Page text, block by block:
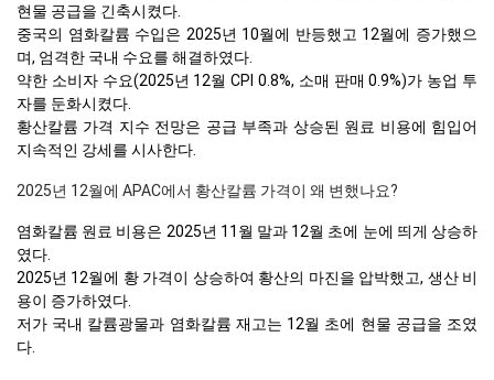
현물 공급을 긴축시켰다.
중국의 염화칼륨 수입은 2025년 10월에 반등했고 12월에 증가했으
며, 엄격한 국내 수요를 해결하였다.
약한 소비자 수요(2025년 12월 CPI 0.8%, 소매 판매 0.9%)가 농업 투
자를 둔화시켰다.
황산칼륨 가격 지수 전망은 공급 부족과 상승된 원료 비용에 힘입어
지속적인 강세를 시사한다.
2025년 12월에 APAC에서 황산칼륨 가격이 왜 변했나요?
염화칼륨 원료 비용은 2025년 11월 말과 12월 초에 눈에 띄게 상승하
였다.
2025년 12월에 황 가격이 상승하여 황산의 마진을 압박했고, 생산 비
용이 증가하였다.
저가 국내 칼륨광물과 염화칼륨 재고는 12월 초에 현물 공급을 조였
다.